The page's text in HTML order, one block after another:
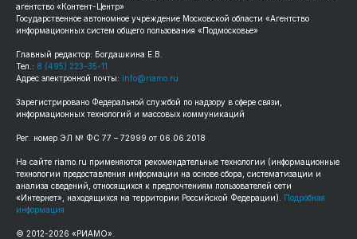
агентство «Контент-Центр»
Государственное автономное учреждение Московской области «Агентство
информационных систем общего пользования «Подмосковье»
Главный редактор: Богдашкина Е.В.
Тел.: 8 (495) 223-35-11
Адрес электронной почты: info@riamo.ru
Зарегистрировано Федеральной службой по надзору в сфере связи,
информационных технологий и массовых коммуникаций
Рег. номер ЭЛ № ФС 77 – 72999 от 06.06.2018
На сайте riamo.ru применяются рекомендательные технологии (информационные
технологии предоставления информации на основе сбора, систематизации и
анализа сведений, относящихся к предпочтениям пользователей сети
«Интернет», находящихся на территории Российской Федерации). Подробная
информация
© 2012-2026 «РИАМО».